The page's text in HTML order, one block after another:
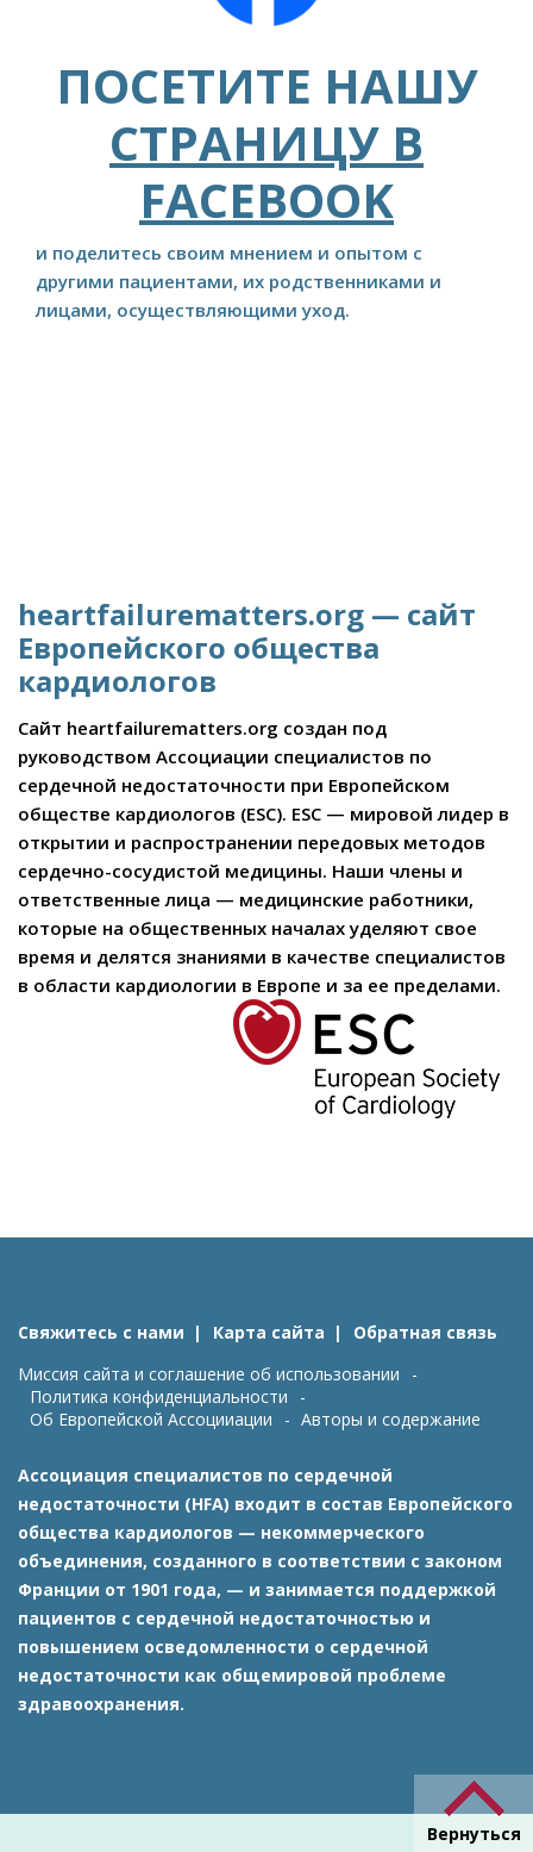
ПОСЕТИТЕ НАШУ
СТРАНИЦУ В
FACEBOOK
и поделитесь своим мнением и опытом с
другими пациентами, их родственниками и
лицами, осуществляющими уход.
heartfailurematters.org — сайт
Европейского общества
кардиологов
Сайт heartfailurematters.org создан под
руководством Ассоциации специалистов по
сердечной недостаточности при Европейском
обществе кардиологов (ESC). ESC — мировой лидер в
открытии и распространении передовых методов
сердечно-сосудистой медицины. Наши члены и
ответственные лица — медицинские работники,
которые на общественных началах уделяют свое
время и делятся знаниями в качестве специалистов
в области кардиологии в Европе и за ее пределами.
Свяжитесь с нами Карта сайта
Обратная связь
Миссия сайта и соглашение об использовании
Политика конфиденциальности
Об Европейской Ассоцииации
Авторы и содержание
Ассоциация специалистов по сердечной
недостаточности (HFA) входит в состав Европейского
общества кардиологов — некоммерческого
объединения, созданного в соответствии с законом
Франции от 1901 года, — и занимается поддержкой
пациентов с сердечной недостаточностью и
повышением осведомленности о сердечной
недостаточности как общемировой проблеме
здравоохранения.
Вернуться